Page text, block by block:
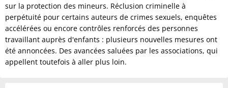
sur la protection des mineurs. Réclusion criminelle à
perpétuité pour certains auteurs de crimes sexuels, enquêtes
accélérées ou encore contrôles renforcés des personnes
travaillant auprès d'enfants : plusieurs nouvelles mesures ont
été annoncées. Des avancées saluées par les associations, qui
appellent toutefois à aller plus loin.